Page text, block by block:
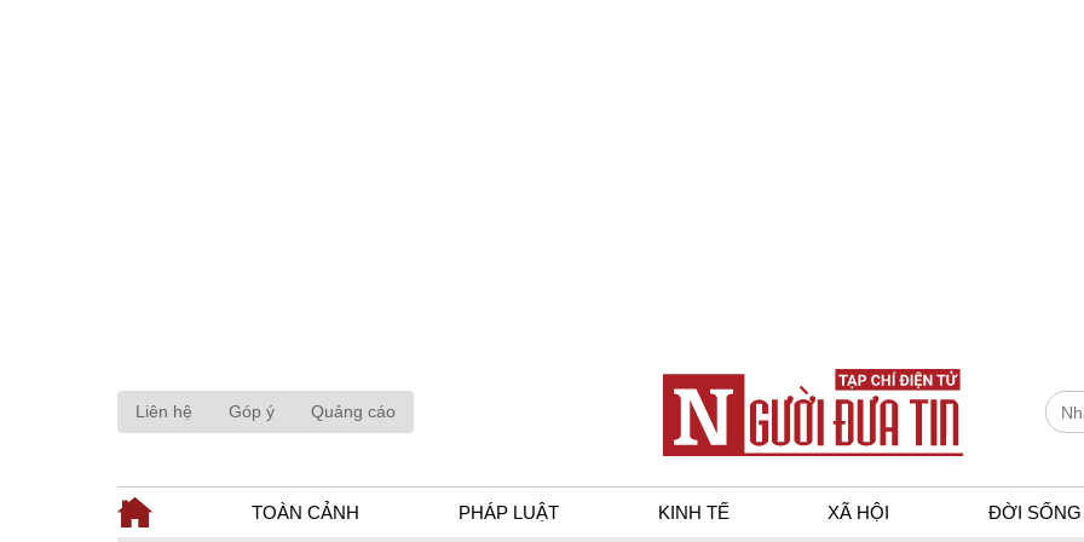
Liên hệ Góp ý Quảng cáo
TOÀN CẢNH PHÁP LUẬT KINH TẾ XÃ HỘI ĐỜI SỐNG